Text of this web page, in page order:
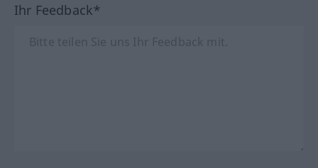
Ihr Feedback*